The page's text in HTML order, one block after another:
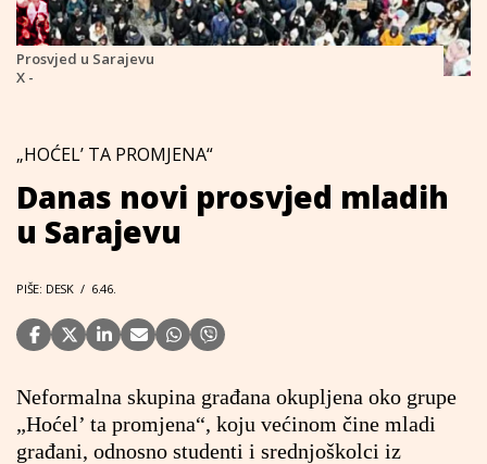
Prosvjed u Sarajevu
X -
„HOĆEL’ TA PROMJENA“
Danas novi prosvjed mladih
u Sarajevu
PIŠE: DESK / 6.46.
Neformalna skupina građana okupljena oko grupe
„Hoćel’ ta promjena“, koju većinom čine mladi
građani, odnosno studenti i srednjoškolci iz